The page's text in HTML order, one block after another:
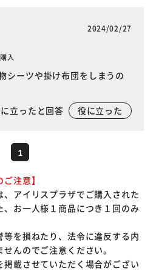
2024/02/27
入
シーツや掛け布団をしまうの
立ったと回答 役に立った
1
注意】
、アイリスプラザでご購入された
お一人様１商品につき１回のみ
等を損ねたり、法令に違反する内
んのでご注意ください。
掲載させていただく場合がござい